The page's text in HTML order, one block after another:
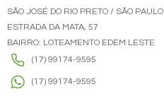
SÃO JOSÉ DO RIO PRETO / SÃO PAULO
ESTRADA DA MATA, 57
BAIRRO: LOTEAMENTO EDEM LESTE
(17) 99174-9595
(17) 99174-9595